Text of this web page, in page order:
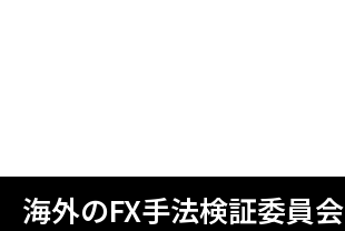
海外のFX手法検証委員会